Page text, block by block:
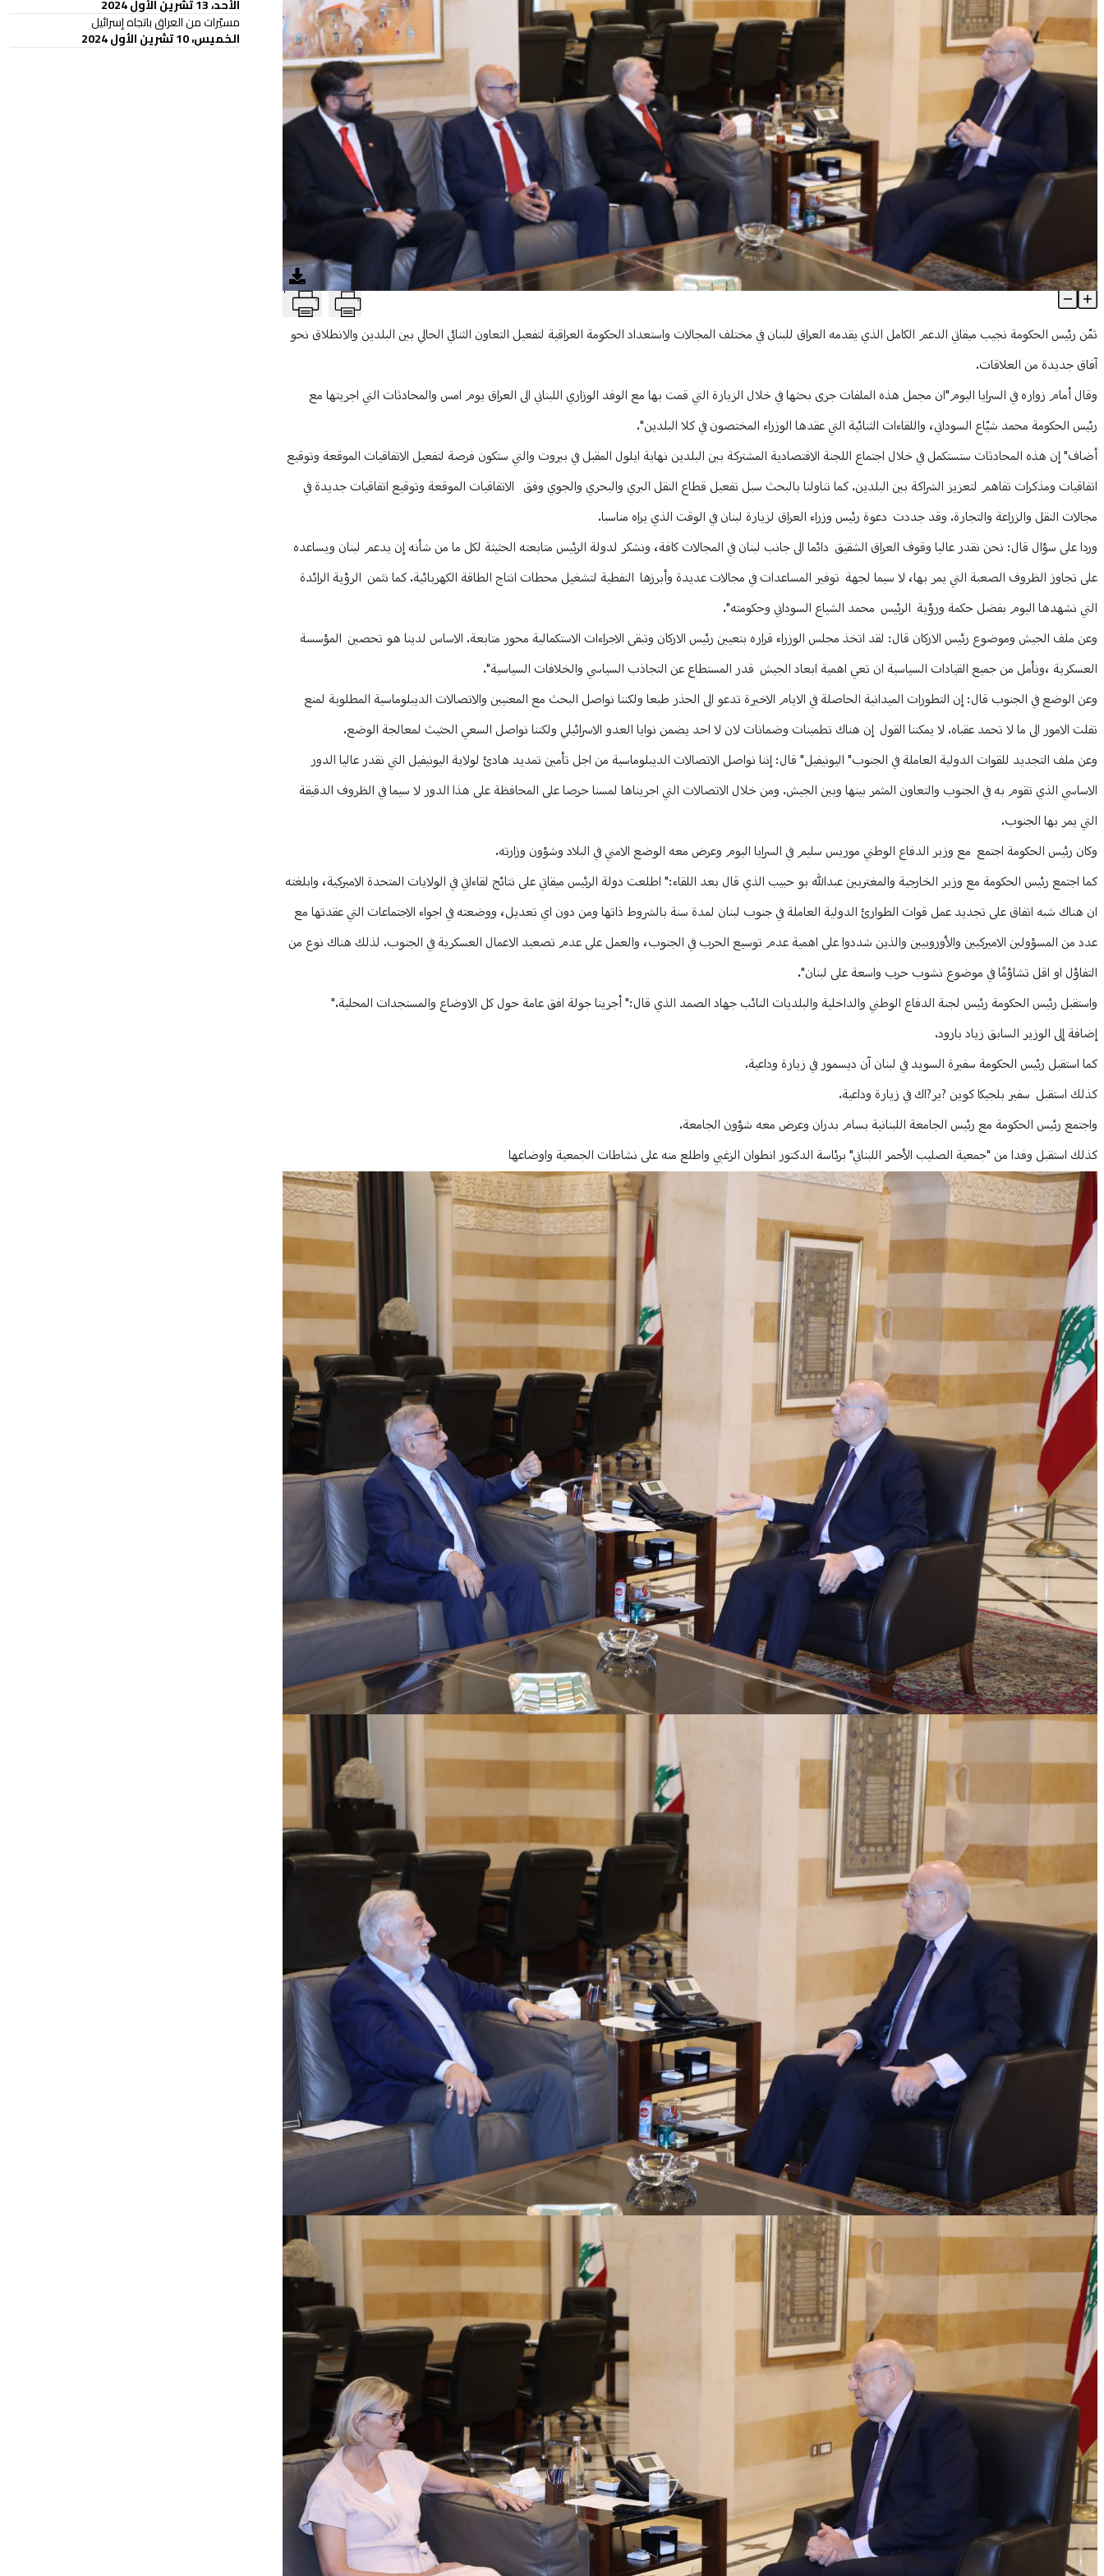
"نثمن دعم العراق".. ميقاتي: نواصل الاتصالات الديبلوماسية المطلوبة لمنع تفلت الامور T
Article Content
ثمّن رئيس الحكومة نجيب ميقاتي الدعم الكامل الذي يقدمه العراق للبنان في مختلف المجالات واستعداد الحكومة العراقية لتفعيل التعاون الثنائي الحالي بين البلدين والانطلاق نحو
آفاق جديدة من العلاقات.
وقال أمام زواره في السرايا اليوم"ان مجمل هذه الملفات جرى بحثها في خلال الزيارة التي قمت بها مع الوفد الوزاري اللبناني الى العراق يوم امس والمحادثات التي اجريتها مع
رئيس الحكومة محمد شيّاع السوداني، واللقاءات الثنائية التي عقدها الوزراء المختصون في كلا البلدين".
أضاف" إن هذه المحادثات ستستكمل في خلال اجتماع اللجنة الاقتصادية المشتركة بين البلدين نهاية ايلول المقبل في بيروت والتي ستكون فرصة لتفعيل الاتفاقيات الموقعة وتوقيع
اتفاقيات ومذكرات تفاهم لتعزيز الشراكة بين البلدين. كما تناولنا بالبحث سبل تفعيل قطاع النقل البري والبحري والجوي وفق الاتفاقيات الموقعة وتوقيع اتفاقيات جديدة في
مجالات النقل والزراعة والتجارة. وقد جددت دعوة رئيس وزراء العراق لزيارة لبنان في الوقت الذي يراه مناسبا.
وردا على سؤال قال: نحن نقدر عاليا وقوف العراق الشقيق دائما الى جانب لبنان في المجالات كافة، ونشكر لدولة الرئيس متابعته الحثيثة لكل ما من شأنه إن يدعم لبنان ويساعده
على تجاوز الظروف الصعبة التي يمر بها، لا سيما لجهة توفير المساعدات في مجالات عديدة وأبرزها النفطية لتشغيل محطات انتاج الطاقة الكهربائية. كما نثمن الرؤية الرائدة
التي نشهدها اليوم بفضل حكمة ورؤية الرئيس محمد الشياع السوداني وحكومته".
وعن ملف الجيش وموضوع رئيس الاركان قال: لقد اتخذ مجلس الوزراء قراره بتعيين رئيس الاركان وتبقى الاجراءات الاستكمالية محور متابعة. الاساس لدينا هو تحصين المؤسسة
العسكرية ،ونأمل من جميع القيادات السياسية ان تعي اهمية ابعاد الجيش قدر المستطاع عن التجاذب السياسي والخلافات السياسية".
وعن الوضع في الجنوب قال: إن التطورات الميدانية الحاصلة في الايام الاخيرة تدعو الى الحذر طبعا ولكننا نواصل البحث مع المعنيين والاتصالات الديبلوماسية المطلوبة لمنع
تفلت الامور الى ما لا تحمد عقباه. لا يمكننا القول إن هناك تطمينات وضمانات لان لا احد يضمن نوايا العدو الاسرائيلي ولكننا نواصل السعي الحثيث لمعالجة الوضع.
وعن ملف التجديد للقوات الدولية العاملة في الجنوب" اليونيفيل" قال: إننا نواصل الاتصالات الديبلوماسية من اجل تأمين تمديد هادئ لولاية اليونيفيل التي نقدر عاليا الدور
الاساسي الذي تقوم به في الجنوب والتعاون المثمر بينها وبين الجيش. ومن خلال الاتصالات التي اجريناها لمسنا حرصا على المحافظة على هذا الدور لا سيما في الظروف الدقيقة
التي يمر بها الجنوب.
وكان رئيس الحكومة اجتمع مع وزير الدفاع الوطني موريس سليم في السرايا اليوم وعرض معه الوضع الامني في البلاد وشؤون وزارته.
كما اجتمع رئيس الحكومة مع وزير الخارجية والمغتربين عبدالله بو حبيب الذي قال بعد اللقاء:" اطلعت دولة الرئيس ميقاتي على نتائج لقاءاتي في الولايات المتحدة الاميركية، وابلغته
ان هناك شبه اتفاق على تجديد عمل قوات الطوارئ الدولية العاملة في جنوب لبنان لمدة سنة بالشروط ذاتها ومن دون اي تعديل، ووضعته في اجواء الاجتماعات التي عقدتها مع
عدد من المسؤولين الاميركيين والأوروبيين والذين شددوا على اهمية عدم توسيع الحرب في الجنوب، والعمل على عدم تصعيد الاعمال العسكرية في الجنوب. لذلك هناك نوع من
التفاؤل او اقل تشاؤمًا في موضوع نشوب حرب واسعة على لبنان".
واستقبل رئيس الحكومة رئيس لجنة الدفاع الوطني والداخلية والبلديات النائب جهاد الصمد الذي قال:" أجرينا جولة افق عامة حول كل الاوضاع والمستجدات المحلية."
إضافة إلى الوزير السابق زياد بارود.
كما استقبل رئيس الحكومة سفيرة السويد في لبنان آن ديسمور في زيارة وداعية.
كذلك استقبل سفير بلجيكا كوين ?ير?اك في زيارة وداعية.
واجتمع رئيس الحكومة مع رئيس الجامعة اللبنانية بسام بدران وعرض معه شؤون الجامعة.
كذلك استقبل وفدا من "جمعية الصليب الأحمر اللبناني" برئاسة الدكتور انطوان الزغبي واطلع منه على نشاطات الجمعية واوضاعها
الأحد، 13 تشرين الأول 2024
مسيّرات من العراق باتجاه إسرائيل
الخميس، 10 تشرين الأول 2024